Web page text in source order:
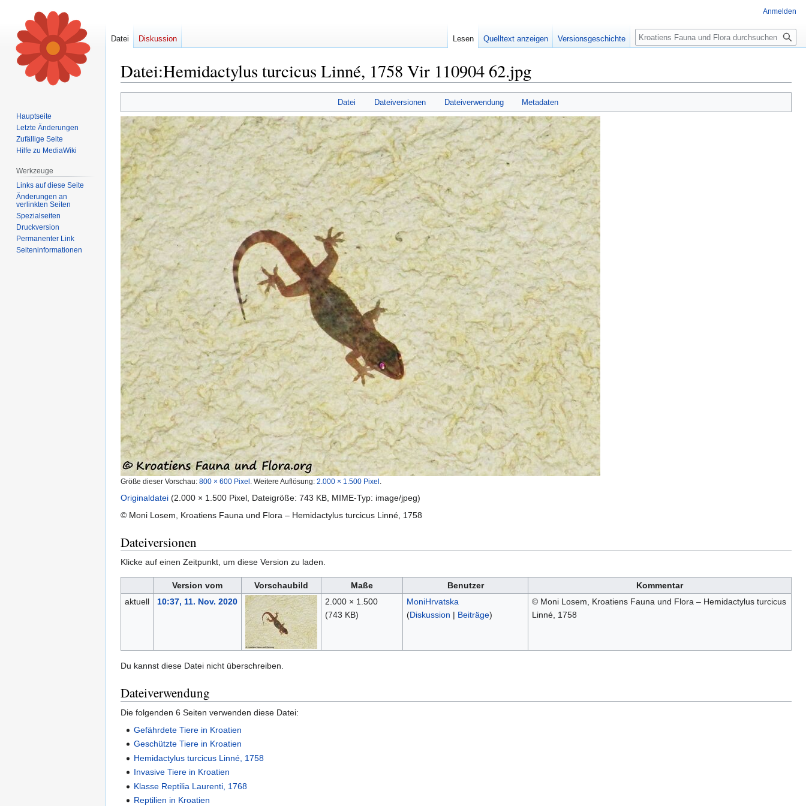
Datei:Hemidactylus turcicus Linné, 1758 Vir 110904 62.jpg
Navigation
springen
Suche
springen
Datei Dateiversionen Dateiverwendung Metadaten
Größe dieser Vorschau: 800 × 600 Pixel Weitere Auflösung: 2.000 × 1.500 Pixel
Originaldatei (2.000 × 1.500 Pixel, Dateigröße: 743 KB, MIME-Typ: image/jpeg)
© Moni Losem, Kroatiens Fauna und Flora – Hemidactylus turcicus Linné, 1758
Dateiversionen
Klicke auf einen Zeitpunkt, um diese Version zu laden.
Version vom Vorschaubild Maße Benutzer
Kommentar
aktuell
10:37, 11. Nov. 2020
2.000 × 1.500
(743 KB)
MoniHrvatska
(Diskussion | Beiträge)
© Moni Losem, Kroatiens Fauna und Flora – Hemidactylus turcicus
Linné, 1758
Du kannst diese Datei nicht überschreiben.
Dateiverwendung
Die folgenden 6 Seiten verwenden diese Datei:
Gefährdete Tiere in Kroatien
Geschützte Tiere in Kroatien
Hemidactylus turcicus Linné, 1758
Invasive Tiere in Kroatien
Klasse Reptilia Laurenti, 1768
Reptilien in Kroatien
Anmelden
Datei Diskussion Lesen Quelltext anzeigen Versionsgeschichte Suche
Hauptseite
Letzte Änderungen
Zufällige Seite
Hilfe zu MediaWiki
Werkzeuge
Links auf diese Seite
Änderungen an
verlinkten Seiten
Spezialseiten
Druckversion
Permanenter Link
Seiten­informationen